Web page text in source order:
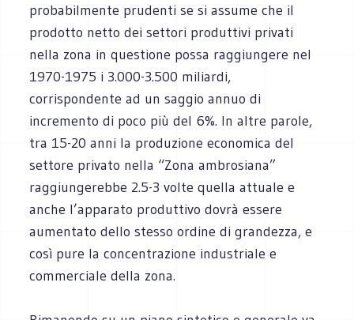
probabilmente prudenti se si assume che il
prodotto netto dei settori produttivi privati
nella zona in questione possa raggiungere nel
1970-1975 i 3.000-3.500 miliardi,
corrispondente ad un saggio annuo di
incremento di poco più del 6%. In altre parole,
tra 15-20 anni la produzione economica del
settore privato nella “Zona ambrosiana”
raggiungerebbe 2.5-3 volte quella attuale e
anche l’apparato produttivo dovrà essere
aumentato dello stesso ordine di grandezza, e
così pure la concentrazione industriale e
commerciale della zona.